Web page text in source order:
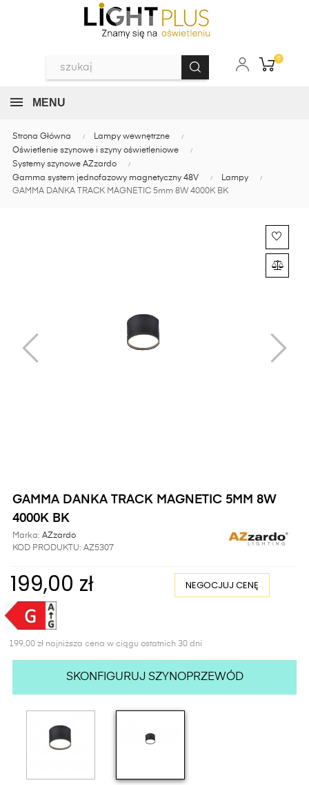
0
MENU
Strona Główna
Lampy wewnętrzne
Oświetlenie szynowe i szyny oświetleniowe
Systemy szynowe AZzardo
Gamma system jednofazowy magnetyczny 48V
Lampy
GAMMA DANKA TRACK MAGNETIC 5mm 8W 4000K BK
GAMMA DANKA TRACK MAGNETIC 5MM 8W
4000K BK
Marka: AZzardo
KOD PRODUKTU: AZ5307
199,00 zł NEGOCJUJ CENĘ
199,00 zł najniższa cena w ciągu ostatnich 30 dni
SKONFIGURUJ SZYNOPRZEWÓD